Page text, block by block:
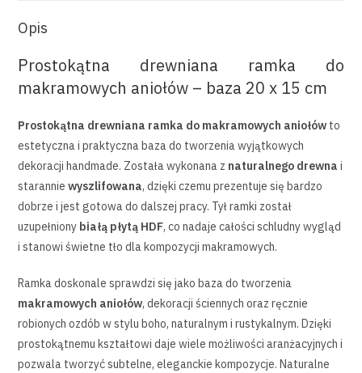
Opis
Prostokątna drewniana ramka do
makramowych aniołów – baza 20 x 15 cm
Prostokątna drewniana ramka do makramowych aniołów to
estetyczna i praktyczna baza do tworzenia wyjątkowych
dekoracji handmade. Została wykonana z naturalnego drewna i
staranniewyszlifowana, dzięki czemu prezentuje się bardzo
dobrze i jest gotowa do dalszej pracy. Tył ramki został
uzupełniony białą płytą HDF, co nadaje całości schludny wygląd
i stanowi świetne tło dla kompozycji makramowych.
Ramka doskonale sprawdzi się jako baza do tworzenia
makramowych aniołów, dekoracji ściennych oraz ręcznie
robionych ozdób w stylu boho, naturalnym i rustykalnym. Dzięki
prostokątnemu kształtowi daje wiele możliwości aranżacyjnych i
pozwala tworzyć subtelne, eleganckie kompozycje. Naturalne